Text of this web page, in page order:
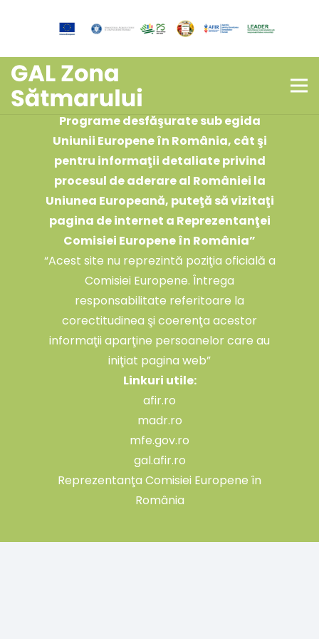
Copyright © 2026 – Asociația de
Dezvoltare Microregională a Comunităților
din Zona Sătmarului!
„Pentru informaţii despre alte
Programe desfăşurate sub egida
Uniunii Europene în România, cât şi
pentru informaţii detaliate privind
procesul de aderare al României la
Uniunea Europeană, puteţă să vizitaţi
pagina de internet a Reprezentanţei
Comisiei Europene în România”
“Acest site nu reprezintă poziţia oficială a
Comisiei Europene. Întrega
responsabilitate referitoare la
corectitudinea şi coerenţa acestor
informaţii aparţine persoanelor care au
iniţiat pagina web”
Linkuri utile:
afir.ro
madr.ro
mfe.gov.ro
gal.afir.ro
Reprezentanţa Comisiei Europene în
România